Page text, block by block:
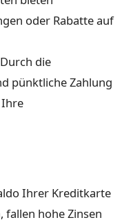
oder Rabatte auf
Durch die
pünktliche Zahlung
Ihrer Kreditkarte
fallen hohe Zinsen